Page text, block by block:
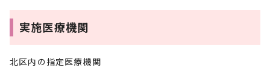
実施医療機関
北区内の指定医療機関